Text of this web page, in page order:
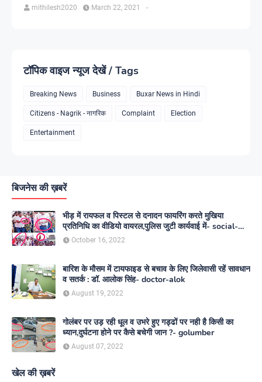
mithilesh2020 -
March 22, 2021
टॉपिक वाइज न्यूज देखें / Tags
Breaking News Business Buxar News in Hindi
Citizens - Nagrik - नागरिक Complaint Election
Entertainment
बिजनेस की ख़बरें
भीड़ में रायफल व पिस्टल से दनादन फायरिंग करते मुखिया
प्रतिनिधि का वीडियो वायरल,पुलिस जुटी कार्यवाई में- social-
media
October 16, 2022
बारिश के मौसम में टायफाइड से बचाव के लिए जिलेवासी रहें सावधान
व सतर्क : डॉ. आलोक सिंह- doctor-alok
August 19, 2022
गोलंबर पर उड़ रही धूल व उभरे हुए गड्ढों पर नही है किसी का
ध्यान,दुर्घटना होने पर कैसे बचेगी जान ?- golumber
August 07, 2022
खेल की ख़बरें